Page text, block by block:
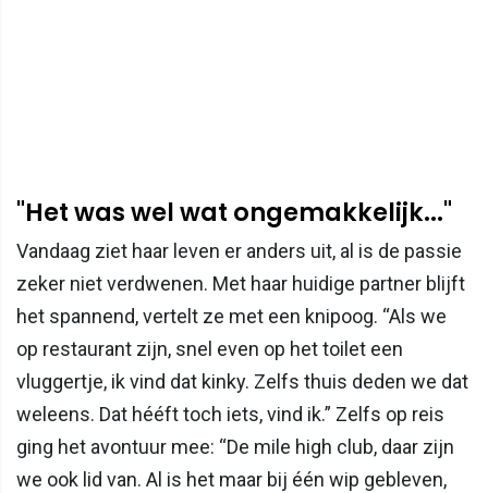
"Het was wel wat ongemakkelijk..."
Vandaag ziet haar leven er anders uit, al is de passie
zeker niet verdwenen. Met haar huidige partner blijft
het spannend, vertelt ze met een knipoog. “Als we
op restaurant zijn, snel even op het toilet een
vluggertje, ik vind dat kinky. Zelfs thuis deden we dat
weleens. Dat hééft toch iets, vind ik.” Zelfs op reis
ging het avontuur mee: “De mile high club, daar zijn
we ook lid van. Al is het maar bij één wip gebleven,